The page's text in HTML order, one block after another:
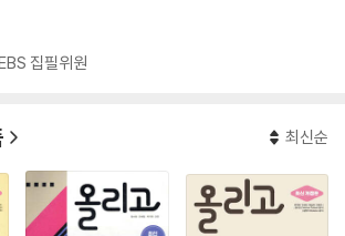
집필위원
최신순